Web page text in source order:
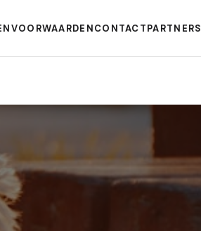
VOORWAARDENCONTACTPARTNERS